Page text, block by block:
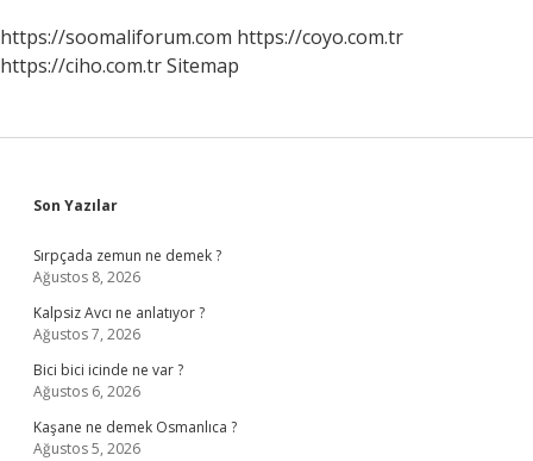
https://soomaliforum.com https://coyo.com.tr
https://ciho.com.trSitemap
Sidebar
Son Yazılar
Sırpçada zemun ne demek ?
Ağustos 8, 2026
Kalpsiz Avcı ne anlatıyor ?
Ağustos 7, 2026
Bici bici icinde ne var ?
Ağustos 6, 2026
Kaşane ne demek Osmanlıca ?
Ağustos 5, 2026